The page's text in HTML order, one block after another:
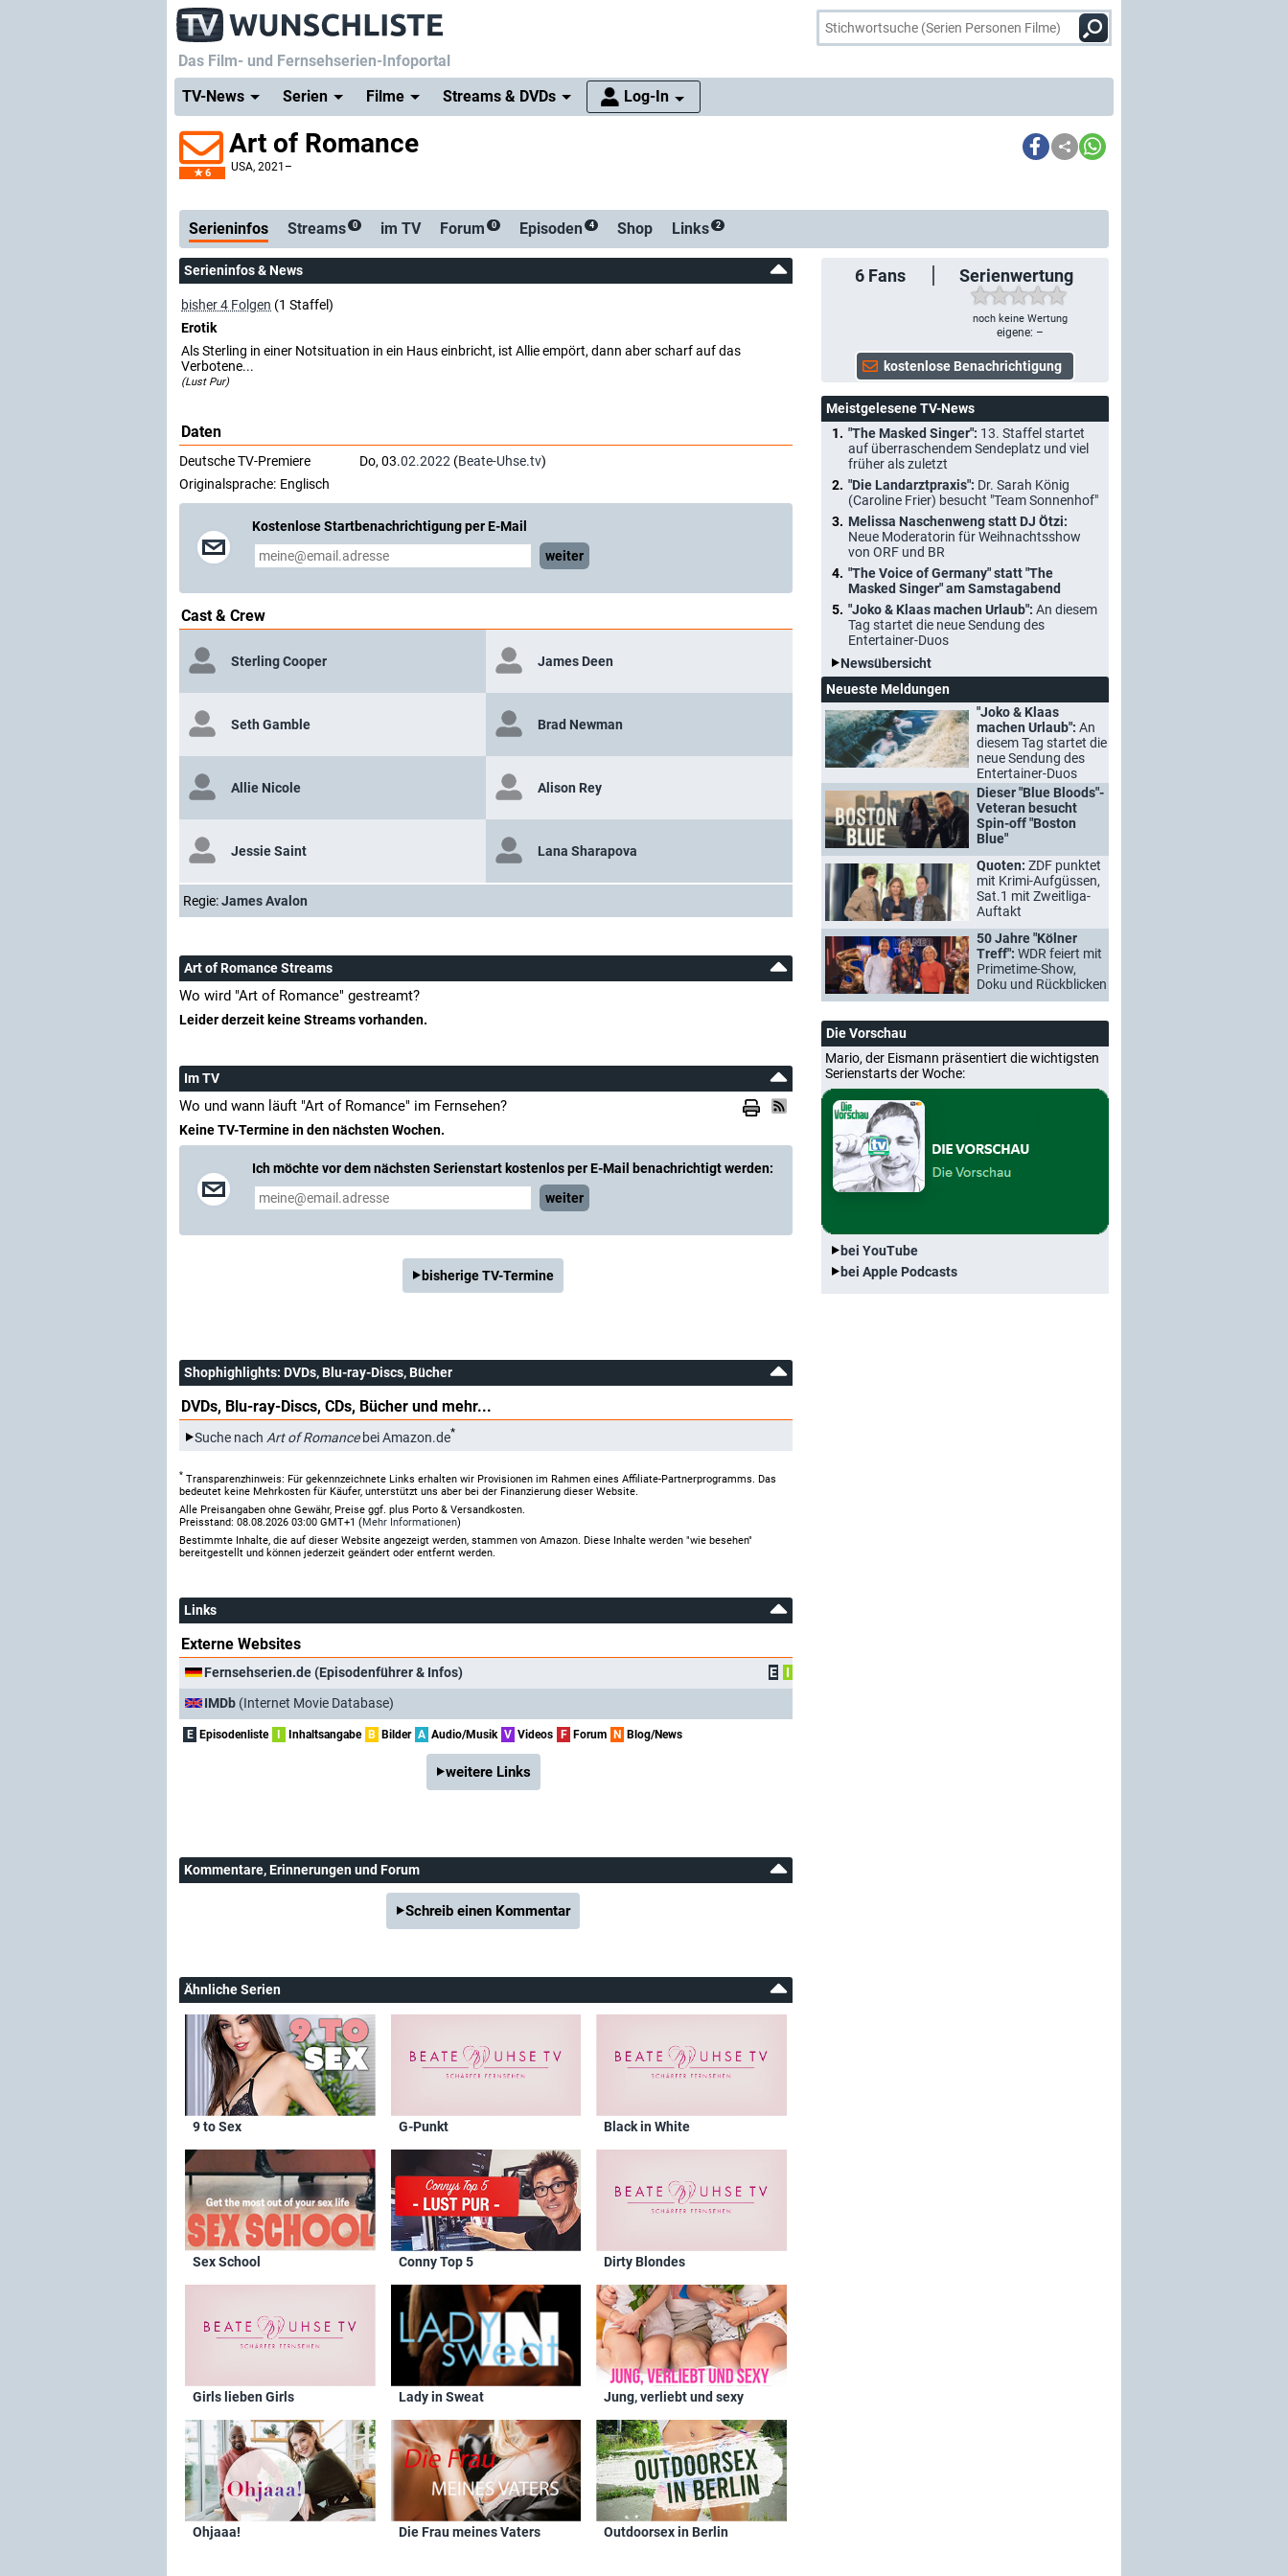
Das Film- und Fernsehserien-Infoportal
TV-News
Serien Filme Streams & DVDs Log-In
6
Art of Romance
USA, 2021–
Serienticker
Serieninfos Streams 0 im TV Forum 0 Episoden 4 Shop Links 2
6 Fans Serienwertung
noch keine Wertung
eigene: –
Serieninfos & News
bisher 4 Folgen (1 Staffel)
Erotik
Als Sterling in einer Notsituation in ein Haus einbricht, ist Allie empört, dann aber scharf auf das
Verbotene...
(Lust Pur)
Daten
Deutsche TV-Premiere Do, 03.02.2022 (Beate-Uhse.tv)
Originalsprache: Englisch
Kostenlose Startbenachrichtigung per E-Mail
weiter
Cast & Crew
Sterling Cooper James Deen
Seth Gamble Brad Newman
Allie Nicole Alison Rey
Jessie Saint Lana Sharapova
Regie:James Avalon
Art of Romance Streams
Wo wird "Art of Romance" gestreamt?
Leider derzeit keine Streams vorhanden.
Im TV
Wo und wann läuft "Art of Romance" im Fernsehen?
Keine TV-Termine in den nächsten Wochen.
Ich möchte vor dem nächsten Serienstart kostenlos per E-Mail benachrichtigt werden:
weiter
bisherige TV-Termine
Shophighlights: DVDs, Blu-ray-Discs, Bücher
DVDs, Blu-ray-Discs, CDs, Bücher und mehr...
Suche nach Art of Romancebei Amazon.de*
* Transparenzhinweis: Für gekennzeichnete Links erhalten wir Provisionen im Rahmen eines Affiliate-Partnerprogramms. Das
bedeutet keine Mehrkosten für Käufer, unterstützt uns aber bei der Finanzierung dieser Website.
Alle Preisangaben ohne Gewähr, Preise ggf. plus Porto & Versandkosten.
Preisstand: 08.08.2026 03:00 GMT+1 (Mehr Informationen)
Bestimmte Inhalte, die auf dieser Website angezeigt werden, stammen von Amazon. Diese Inhalte werden "wie besehen"
bereitgestellt und können jederzeit geändert oder entfernt werden.
Links
Externe Websites
Fernsehserien.de (Episodenführer & Infos) E
I
IMDb (Internet Movie Database)
E Episodenliste I Inhaltsangabe B Bilder A Audio/Musik V Videos F Forum N Blog/News
weitere Links
Kommentare, Erinnerungen und Forum
Schreib einen Kommentar
Ähnliche Serien
9 to Sex G-Punkt Black in White
Sex School Conny Top 5 Dirty Blondes
Girls lieben Girls Lady in Sweat Jung, verliebt und sexy
Ohjaaa! Die Frau meines Vaters Outdoorsex in Berlin
Meistgelesene TV-News
"The Masked Singer": 13. Staffel startet
auf überraschendem Sendeplatz und viel
früher als zuletzt
"Die Landarztpraxis": Dr. Sarah König
(Caroline Frier) besucht "Team Sonnenhof"
Melissa Naschenweng statt DJ Ötzi:
Neue Moderatorin für Weihnachtsshow
von ORF und BR
"The Voice of Germany" statt "The
Masked Singer" am Samstagabend
"Joko & Klaas machen Urlaub": An diesem
Tag startet die neue Sendung des
Entertainer-Duos
Newsübersicht
Neueste Meldungen
"Joko & Klaas
machen Urlaub": An
diesem Tag startet die
neue Sendung des
Entertainer-Duos
Dieser "Blue Bloods"-
Veteran besucht
Spin-off "Boston
Blue"
Quoten: ZDF punktet
mit Krimi-Aufgüssen,
Sat.1 mit Zweitliga-
Auftakt
50 Jahre "Kölner
Treff": WDR feiert mit
Primetime-Show,
Doku und Rückblicken
Die Vorschau
Mario, der Eismann präsentiert die wichtigsten
Serienstarts der Woche:
bei YouTube
bei Apple Podcasts